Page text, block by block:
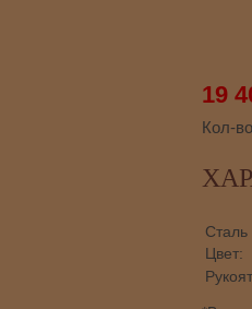
19
Кол-
Сталь
Цвет: